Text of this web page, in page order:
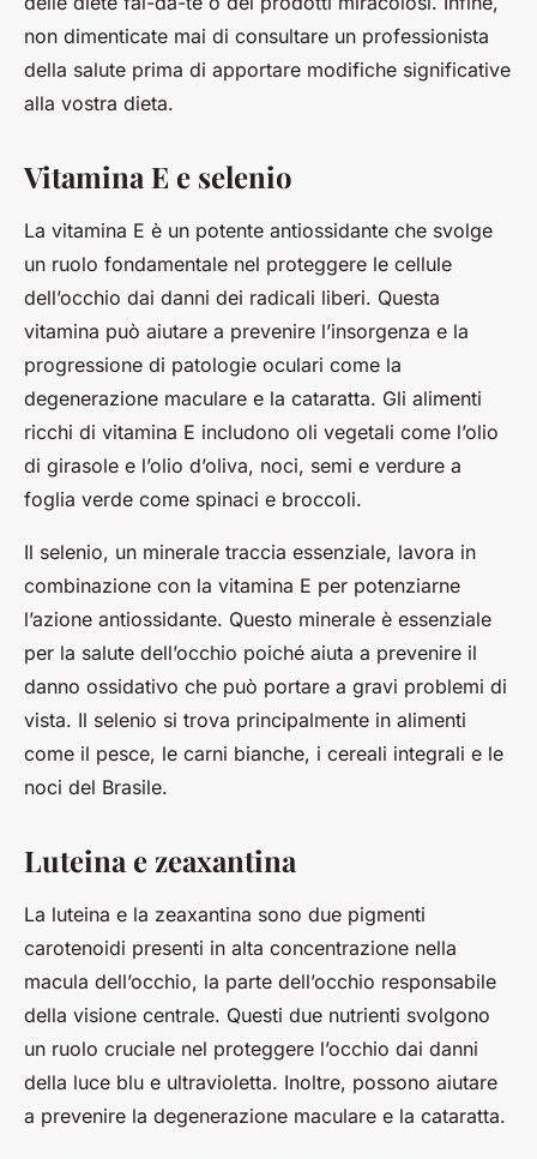
non dimenticate mai di consultare un professionista
della salute prima di apportare modifiche significative
alla vostra dieta.
Vitamina E e selenio
La vitamina E è un potente antiossidante che svolge
un ruolo fondamentale nel proteggere le cellule
dell’occhio dai danni dei radicali liberi. Questa
vitamina può aiutare a prevenire l’insorgenza e la
progressione di patologie oculari come la
degenerazione maculare e la cataratta. Gli alimenti
ricchi di vitamina E includono oli vegetali come l’olio
di girasole e l’olio d’oliva, noci, semi e verdure a
foglia verde come spinaci e broccoli.
Il selenio, un minerale traccia essenziale, lavora in
combinazione con la vitamina E per potenziarne
l’azione antiossidante. Questo minerale è essenziale
per la salute dell’occhio poiché aiuta a prevenire il
danno ossidativo che può portare a gravi problemi di
vista. Il selenio si trova principalmente in alimenti
come il pesce, le carni bianche, i cereali integrali e le
noci del Brasile.
Luteina e zeaxantina
La luteina e la zeaxantina sono due pigmenti
carotenoidi presenti in alta concentrazione nella
macula dell’occhio, la parte dell’occhio responsabile
della visione centrale. Questi due nutrienti svolgono
un ruolo cruciale nel proteggere l’occhio dai danni
della luce blu e ultravioletta. Inoltre, possono aiutare
a prevenire la degenerazione maculare e la cataratta.